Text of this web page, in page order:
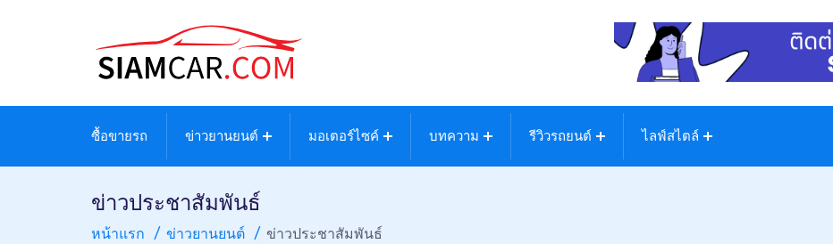
ซื้อขายรถ ข่าวยานยนต์ มอเตอร์ไซค์ บทความ รีวิวรถยนต์ ไลฟ์สไตล์
ข่าวประชาสัมพันธ์
หน้าแรก ข่าวยานยนต์ ข่าวประชาสัมพันธ์